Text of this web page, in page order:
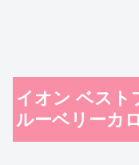
イオン ベスト
ルーベリーカ